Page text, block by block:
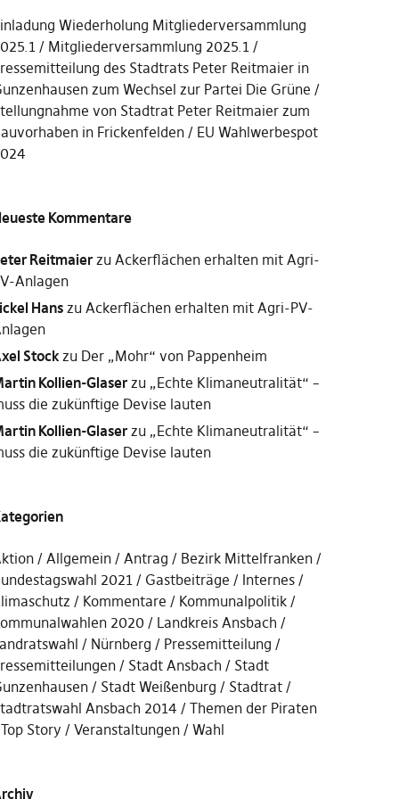
Wiederholung Mitgliederversammlung
Mitgliederversammlung 2025.1
des Stadtrats Peter Reitmaier in
zum Wechsel zur Partei Die Grüne
von Stadtrat Peter Reitmaier zum
in Frickenfelden
EU Wahlwerbespot
Kommentare
Reitmaierzu Ackerflächen erhalten mit Agri-
Anlagen
Hanszu Ackerflächen erhalten mit Agri-PV-
Stockzu Der „Mohr“ von Pappenheim
Kollien-Glaserzu „Echte Klimaneutralität“ –
die zukünftige Devise lauten
Kollien-Glaserzu „Echte Klimaneutralität“ –
die zukünftige Devise lauten
Allgemein Antrag
Bezirk Mittelfranken
2021
Gastbeiträge
Internes
Kommentare
Kommunalpolitik
2020
Landkreis Ansbach
Nürnberg
Pressemitteilung
Stadt Ansbach
Stadt
Stadt Weißenburg
Stadtrat
Ansbach 2014
Themen der Piraten
Top Story
Veranstaltungen Wahl